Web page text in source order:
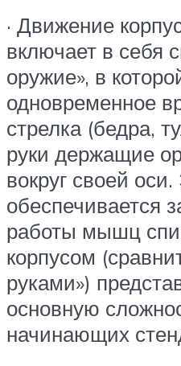
· Движение
включает в себя
оружие», в
одновременное
стрелка (бедра,
руки держащие
вокруг своей
обеспечивается
работы мышц
корпусом
руками»)
основную
начинающих